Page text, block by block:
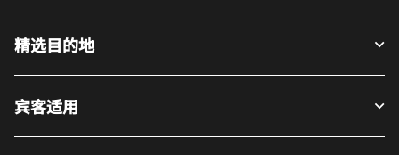
精选目的地
宾客适用